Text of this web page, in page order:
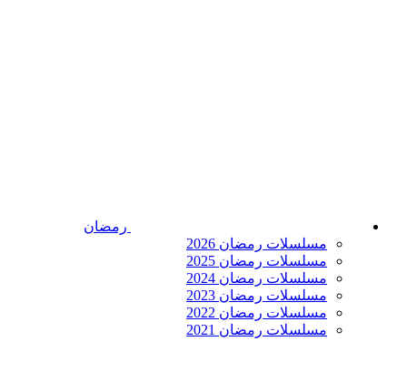
رمضان
مسلسلات رمضان 2026
مسلسلات رمضان 2025
مسلسلات رمضان 2024
مسلسلات رمضان 2023
مسلسلات رمضان 2022
مسلسلات رمضان 2021